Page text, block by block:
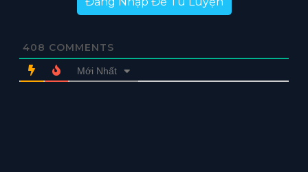
408 COMMENTS
Mới Nhất